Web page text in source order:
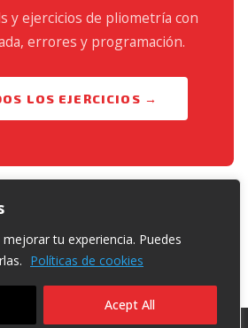
tu experiencia. Puedes
Políticas de cookies
Acept All
y ejercicios de pliometría con
errores y programación.
LOS EJERCICIOS →